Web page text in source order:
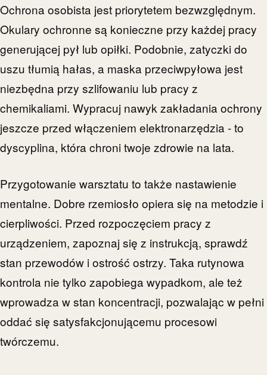
Ochrona osobista jest priorytetem bezwzględnym.
Okulary ochronne są konieczne przy każdej pracy
generującej pył lub opiłki. Podobnie, zatyczki do
uszu tłumią hałas, a maska przeciwpyłowa jest
niezbędna przy szlifowaniu lub pracy z
chemikaliami. Wypracuj nawyk zakładania ochrony
jeszcze przed włączeniem elektronarzędzia - to
dyscyplina, która chroni twoje zdrowie na lata.
Przygotowanie warsztatu to także nastawienie
mentalne. Dobre rzemiosło opiera się na metodzie i
cierpliwości. Przed rozpoczęciem pracy z
urządzeniem, zapoznaj się z instrukcją, sprawdź
stan przewodów i ostrość ostrzy. Taka rutynowa
kontrola nie tylko zapobiega wypadkom, ale też
wprowadza w stan koncentracji, pozwalając w pełni
oddać się satysfakcjonującemu procesowi
twórczemu.